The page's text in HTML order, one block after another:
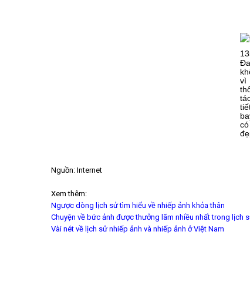
vì
Nguồn: Internet
Xem thêm:
Ngược dòng lịch sử tìm hiểu về nhiếp ảnh khỏa thân
Chuyện về bức ảnh được thưởng lãm nhiều nhất trong lịch
Vài nét về lịch sử nhiếp ảnh và nhiếp ảnh ở Việt Nam